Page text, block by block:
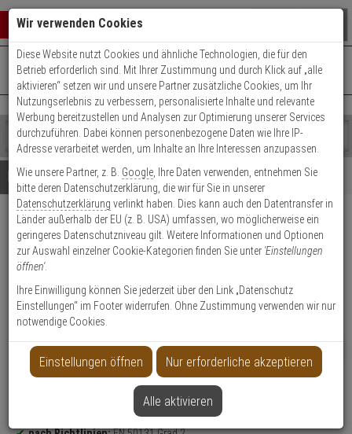
Warenkorb schließen
0 ARTIKEL IM WARENKORB
Ihr Warenkorb ist momentan leer.
Ergebnisse ()
Fertig
Shop
durchsuchen
Bitte
geben
Sie
mindestens
Zeichen
ein,
um
Suche
Es
wurde
noch
Kategorien
Suche
gestartet
+49 (0)821 899 493-0Mo. - Do.: 8:00 - 16:30 | Fr.: 8:00 - 14:00 Uhr
Kontaktservice nutzen
Details Beratung
Lupusec Fenster-Türkontakt
V2 weiss, 12113
9
Produktmerkmale
HOT
Datenblatt drucken
Wir verwenden Cookies
Diese Website nutzt Cookies und ähnliche Technologien, die für den
Betrieb erforderlich sind. Mit Ihrer Zustimmung und durch Klick auf „alle
aktivieren“ setzen wir und unsere Partner zusätzliche Cookies, um Ihr
Nutzungserlebnis zu verbessern, personalisierte Inhalte und relevante
Werbung bereitzustellen und Analysen zur Optimierung unserer Services
durchzuführen. Dabei können personenbezogene Daten wie Ihre IP-
Adresse verarbeitet werden, um Inhalte an Ihre Interessen anzupassen.
Wie unsere Partner, z. B. Google , Ihre Daten verwenden, entnehmen Sie
bitte deren Datenschutzerklärung, die wir für Sie in unserer
Datenschutzerklärung verlinkt haben. Dies kann auch den Datentransfer in
Länder außerhalb der EU (z. B. USA) umfassen, wo möglicherweise ein
geringeres Datenschutzniveau gilt. Weitere Informationen und Optionen
zur Auswahl einzelner Cookie-Kategorien finden Sie unter 'Einstellungen
öffnen'.
Ihre Einwilligung können Sie jederzeit über den Link „Datenschutz
Einstellungen“ im Footer widerrufen. Ohne Zustimmung verwenden wir nur
notwendige Cookies.
Einstellungen öffnen Nur erforderliche akzeptieren
Alle aktivieren